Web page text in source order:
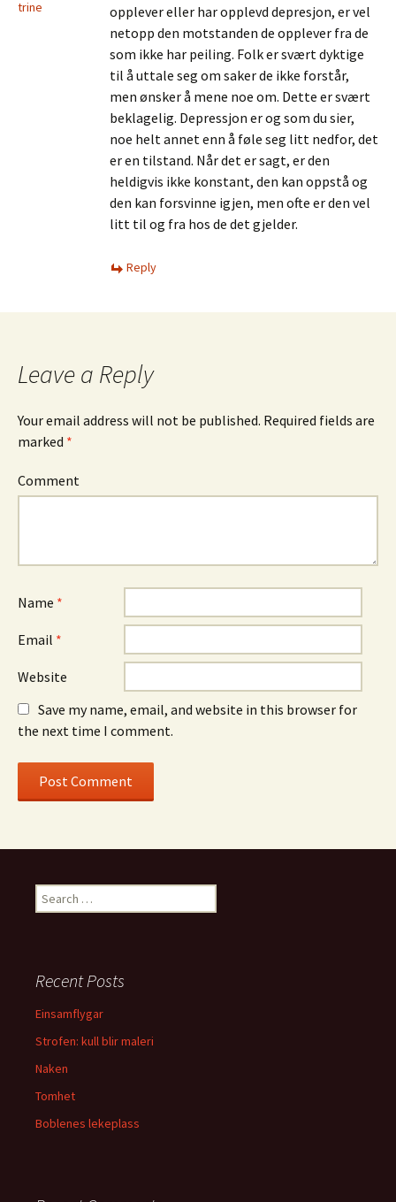
trine
opplever eller har opplevd depresjon, er vel
netopp den motstanden de opplever fra de
som ikke har peiling. Folk er svært dyktige
til å uttale seg om saker de ikke forstår,
men ønsker å mene noe om. Dette er svært
beklagelig. Depressjon er og som du sier,
noe helt annet enn å føle seg litt nedfor, det
er en tilstand. Når det er sagt, er den
heldigvis ikke konstant, den kan oppstå og
den kan forsvinne igjen, men ofte er den vel
litt til og fra hos de det gjelder.
Reply
Leave a Reply
Your email address will not be published. Required fields are
marked *
Comment
Name *
Email *
Website
Save my name, email, and website in this browser for
the next time I comment.
e
h
o
r
Recent Posts
Einsamflygar
Strofen: kull blir maleri
Naken
Tomhet
Boblenes lekeplass